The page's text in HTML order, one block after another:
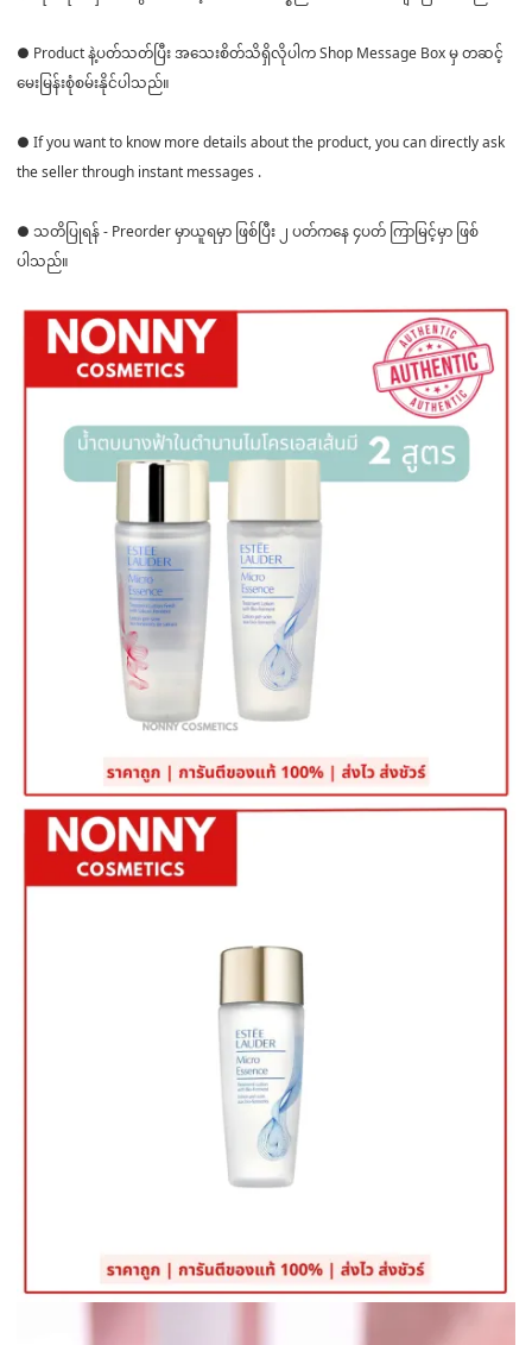
● Product နဲ့ပတ်သတ်ပြီး အသေးစိတ်သိရှိလိုပါက Shop Message Box မှ တဆင့်
မေးမြန်းစုံစမ်းနိုင်ပါသည်။
● If you want to know more details about the product, you can directly ask
the seller through instant messages .
● သတိပြုရန် - Preorder မှာယူရမှာ ဖြစ်ပြီး ၂ ပတ်ကနေ ၄ပတ် ကြာမြင့်မှာ ဖြစ်
ပါသည်။